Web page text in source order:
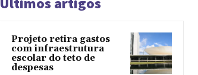
Projeto retira gastos
com infraestrutura
escolar do teto de
despesas